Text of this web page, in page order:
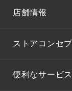
店舗情報
ストアコンセプ
便利なサービ